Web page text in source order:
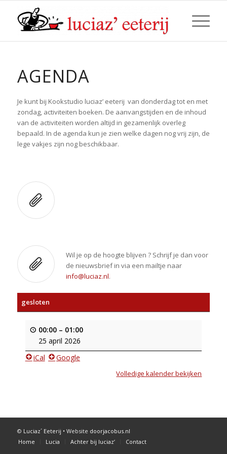
AGENDA
Je kunt bij Kookstudio luciaz’ eeterij van donderdag tot en met
zondag, activiteiten boeken. De aanvangstijden en de inhoud
van de activiteiten worden altijd in gezamenlijk overleg
bepaald. In de agenda kun je zien welke dagen nog vrij zijn, de
lege vakjes zijn nog beschikbaar.
Wil je op de hoogte blijven ? Schrijf je dan voor
de nieuwsbrief in via een mailtje naar
info@luciaz.nl.
gesloten
00:00 – 01:00
25 april 2026
iCal
Google
Volledige kalender bekijken
© Luciaz´ Eeterij • Website doorjacobus.nl
Home
Lucia Achter bij luciaz’ Contact